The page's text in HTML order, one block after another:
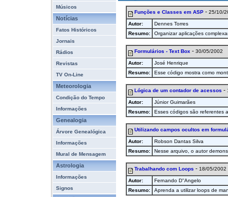
Músicos
Notícias
Fatos Históricos
Jornais
Rádios
Revistas
TV On-Line
Meteorologia
Condição do Tempo
Informações
Genealogia
Árvore Genealógica
Informações
Mural de Mensagem
Astrologia
Informações
Signos
Funções e Classes em ASP - 25/10/
Autor:
Dennes Torres
Resumo:
Organizar aplicações
Formulários - Text Box - 30/05/2002
Autor:
José Henrique
Resumo:
Esse código mostra como
Lógica de um contador de acessos -
Autor:
Júnior Guimarães
Resumo:
Esses códigos são referentes
Utilizando campos ocultos em
Autor:
Robson Dantas Silva
Resumo:
Nesse arquivo, o autor
Trabalhando com Loops - 18/05/2002
Autor:
Fernando D''Angelo
Resumo:
Aprenda a utilizar loops de